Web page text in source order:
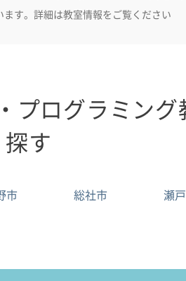
す。詳細は教室情報をご覧ください
プログラミング
探す
市 総社市 瀬